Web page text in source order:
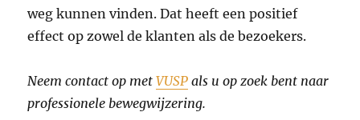
weg kunnen vinden. Dat heeft een positief
effect op zowel de klanten als de bezoekers.
Neem contact op metVUSP als u op zoek bent naar
professionele bewegwijzering.